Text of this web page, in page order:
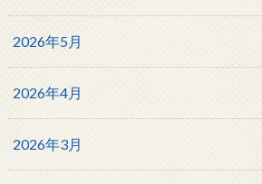
2026年5月
2026年4月
2026年3月